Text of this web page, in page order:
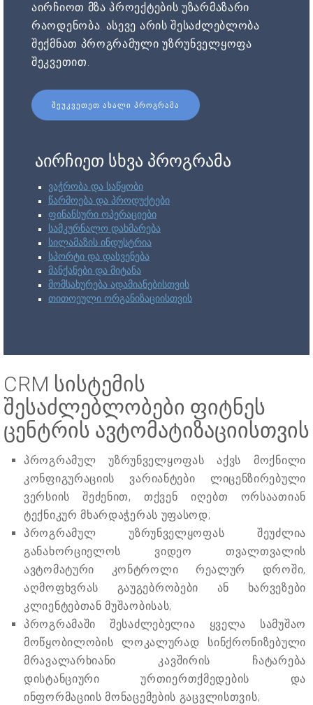
აირჩიოთ მზა პროექტების უზარმაზარი
რაოდენობა. ასევე არის შესაძლებლობა
შექმნათ პროგრამული უზრუნველყოფა
შეკვეთით.
ᲨᲔᲣᲙᲕᲔᲗᲔᲗ ᲐᲮᲐᲚᲘ ᲞᲠᲝᲒᲠᲐᲛᲐ
აირჩიეთ სხვა პროგრამა
ვაჭრობა და საწყობი
წარმოება და პროდუქტები
ფინანსური ოპერაციები
სამკურნალო დახმარება
სილამაზის ინდუსტრია
სპორტი და დასვენება
მანქანები და მიტანა
მომსახურება ადამიანებისთვის
თითოეული ორგანიზაციისთვის
CRM სისტემის
შესაძლებლობები ფიტნეს
ცენტრის ავტომატიზაციისთვის
პროგრამულ უზრუნველყოფას აქვს მოქნილი
კონფიგურაციის ვარიანტები ლიცენზირებული
ვერსიის შეძენით, თქვენ იღებთ ორსაათიან
ტექნიკურ მხარდაჭერას უფასოდ;
პროგრამულ უზრუნველყოფას შეუძლია
განახორციელოს ვიდეო თვალთვალის
ავტომატური კონტროლი რეალურ დროში,
აღმოფხვრას გაუგებრობები ან ხარვეზები
კლიენტებთან მუშაობისას;
პროგრამაში შესაძლებელია ყველა სამუშაო
მოწყობილობის ლოკალურად სინქრონიზებული
მრავალარხიანი კავშირის ჩატარება
დისტანციური ურთიერთქმედების და
ინფორმაციის მონაცემების გაცვლისთვის;